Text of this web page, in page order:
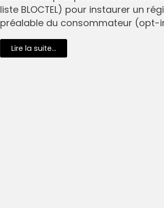
liste BLOCTEL) pour instaurer un
préalable du consommateur (opt-
Lire la suite...